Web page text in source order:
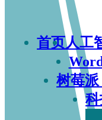
首页人工
树莓派